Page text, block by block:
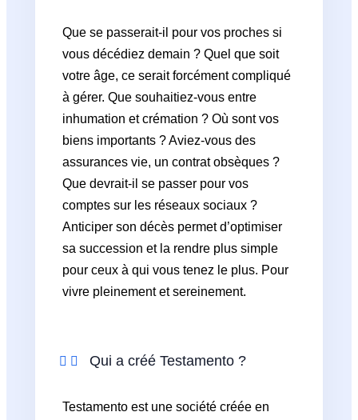
Que se passerait-il pour vos proches si
vous décédiez demain ? Quel que soit
votre âge, ce serait forcément compliqué
à gérer. Que souhaitiez-vous entre
inhumation et crémation ? Où sont vos
biens importants ? Aviez-vous des
assurances vie, un contrat obsèques ?
Que devrait-il se passer pour vos
comptes sur les réseaux sociaux ?
Anticiper son décès permet d’optimiser
sa succession et la rendre plus simple
pour ceux à qui vous tenez le plus. Pour
vivre pleinement et sereinement.
Qui a créé Testamento ?
Testamento est une société créée en